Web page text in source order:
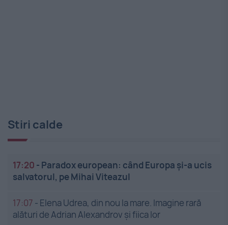
Stiri calde
17:20 - Paradox european: când Europa și-a ucis
salvatorul, pe Mihai Viteazul
17:07 - Elena Udrea, din nou la mare. Imagine rară
alături de Adrian Alexandrov și fiica lor